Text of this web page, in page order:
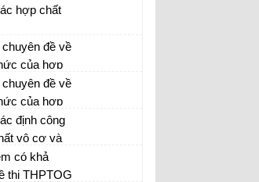
hợp chất
đề về
của hợp
cơ
đề về
của hợp
cơ
định công
vô cơ và
có khả
thi THPTQG